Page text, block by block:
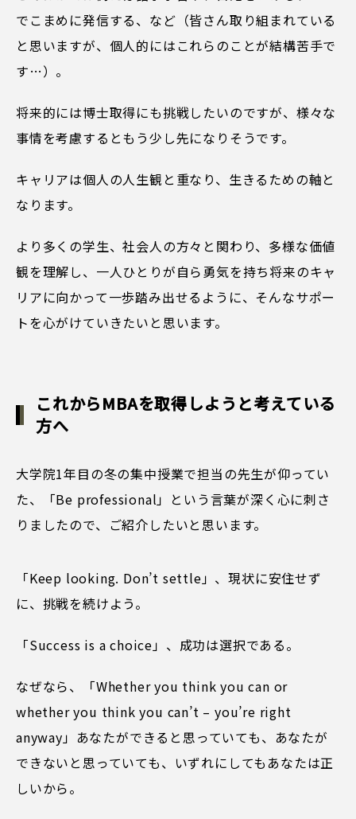
でこまめに発信する、など（皆さん取り組まれている
と思いますが、個人的にはこれらのことが結構苦手で
す…）。
将来的には博士取得にも挑戦したいのですが、様々な
事情を考慮するともう少し先になりそうです。
キャリアは個人の人生観と重なり、生きるための軸と
なります。
より多くの学生、社会人の方々と関わり、多様な価値
観を理解し、一人ひとりが自ら勇気を持ち将来のキャ
リアに向かって一歩踏み出せるように、そんなサポー
トを心がけていきたいと思います。
これからMBAを取得しようと考えている
方へ
大学院1年目の冬の集中授業で担当の先生が仰ってい
た、「Be professional」という言葉が深く心に刺さ
りましたので、ご紹介したいと思います。
「Keep looking. Don’t settle」、現状に安住せず
に、挑戦を続けよう。
「Success is a choice」、成功は選択である。
なぜなら、「Whether you think you can or
whether you think you can’t – you’re right
anyway」あなたができると思っていても、あなたが
できないと思っていても、いずれにしてもあなたは正
しいから。